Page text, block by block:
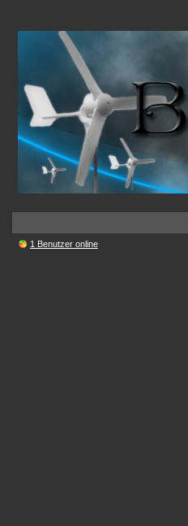
1 Benutzer online